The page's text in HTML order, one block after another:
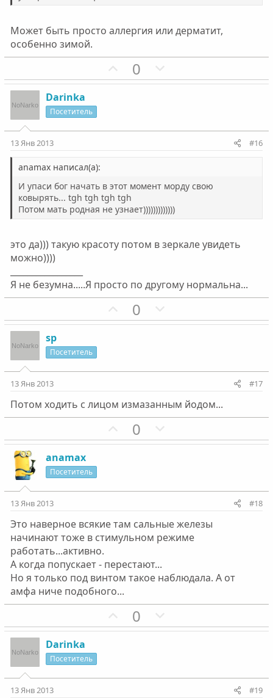
Может быть просто аллергия или дерматит,
особенно зимой.
П
о
т
ы
й
г
л
0
е
т
ы
г
л
Darinka
Посетитель
13 Янв 2013 #16
anamax написал(а):
И упаси бог начать в этот момент морду свою
ковырять... tgh tgh tgh tgh
Потом мать родная не узнает)))))))))))))
это да))) такую красоту потом в зеркале увидеть
можно))))
Я не безумна.....Я просто по другому нормальна...
П
о
т
н
ы
й
о
0
е
т
н
й
о
sp
Посетитель
13 Янв 2013 #17
Потом ходить с лицом измазанным йодом...
П
о
т
н
ы
й
г
о
л
с
0
е
т
н
ы
г
л
с
anamax
Посетитель
13 Янв 2013 #18
Это наверное всякие там сальные железы
начинают тоже в стимульном режиме
работать...активно.
А когда попускает - перестают...
Но я только под винтом такое наблюдала. А от
амфа ниче подобного...
П
о
т
0
е
т
Darinka
Посетитель
13 Янв 2013 #19